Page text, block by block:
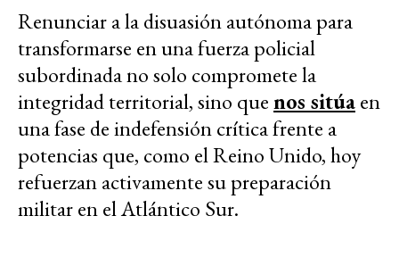
Renunciar a la disuasión autónoma para
transformarse en una fuerza policial
subordinada no solo compromete la
integridad territorial, sino quenos sitúaen
una fase de indefensión crítica frente a
potencias que, como el Reino Unido, hoy
refuerzan activamente su preparación
militar en el Atlántico Sur.